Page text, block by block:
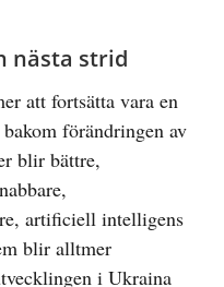
nästa strid
att fortsätta vara en
förändringen av
blir bättre,
artificiell intelligens
blir alltmer
i Ukraina